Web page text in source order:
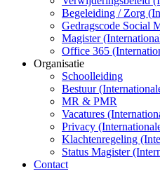
Begeleiding / Zorg
Gedragscode Social
Magister
Office 365
Organisatie
Schoolleiding
Bestuur
MR & PMR
Vacatures
Privacy
Klachtenregeling
Status Magister
Contact